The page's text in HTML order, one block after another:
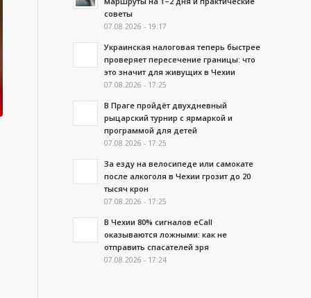
советы
07.08.2026 - 19:17
Украинская налоговая теперь быстрее
проверяет пересечение границы: что
это значит для живущих в Чехии
07.08.2026 - 17:25
В Праге пройдёт двухдневный
рыцарский турнир с ярмаркой и
программой для детей
07.08.2026 - 17:25
За езду на велосипеде или самокате
после алкоголя в Чехии грозит до 20
тысяч крон
07.08.2026 - 17:25
В Чехии 80% сигналов eCall
оказываются ложными: как не
отправить спасателей зря
07.08.2026 - 17:24